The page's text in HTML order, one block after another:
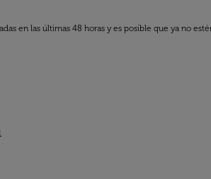
en las últimas 48 horas y es posible que ya no